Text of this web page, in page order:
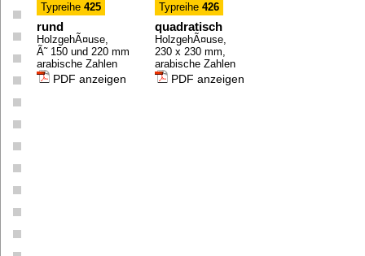
Typreihe 425
rund
HolzgehÃ¤use,
Ã˜ 150 und 220 mm
arabische Zahlen
PDF anzeigen
Typreihe 426
quadratisch
HolzgehÃ¤use,
230 x 230 mm,
arabische Zahlen
PDF anzeigen